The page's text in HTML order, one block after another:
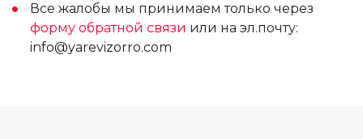
Все жалобы мы принимаем только через
форму обратной связи или на эл.почту:
info@yarevizorro.com